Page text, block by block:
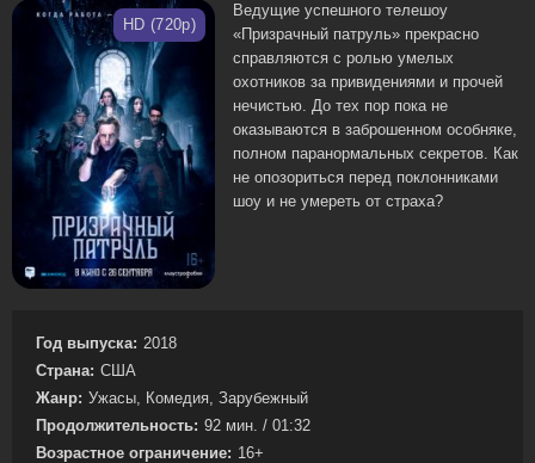
HD (720p)
Ведущие успешного телешоу
«Призрачный патруль» прекрасно
справляются с ролью умелых
охотников за привидениями и прочей
нечистью. До тех пор пока не
оказываются в заброшенном особняке,
полном паранормальных секретов. Как
не опозориться перед поклонниками
шоу и не умереть от страха?
Год выпуска: 2018
Страна: США
Жанр: Ужасы, Комедия, Зарубежный
Продолжительность: 92 мин. / 01:32
Возрастное ограничение: 16+